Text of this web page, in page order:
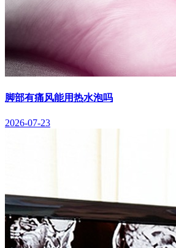
脚部有痛风能用热水泡吗
2026-07-23